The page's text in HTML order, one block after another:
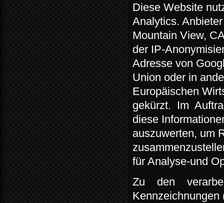
Diese Website
Analytics.
Mountain View,
der IP-
Adresse von
Union oder in
Europäischen
gekürzt. Im
diese
auszuwerten, um
für Analyse-und
Zu
den
Kennzeichnungen